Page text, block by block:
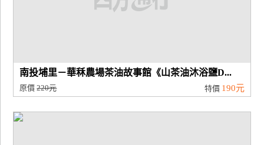
南投埔里－華秝農場茶油故事館《山茶油沐浴鹽D...
原價220元 特價 190元